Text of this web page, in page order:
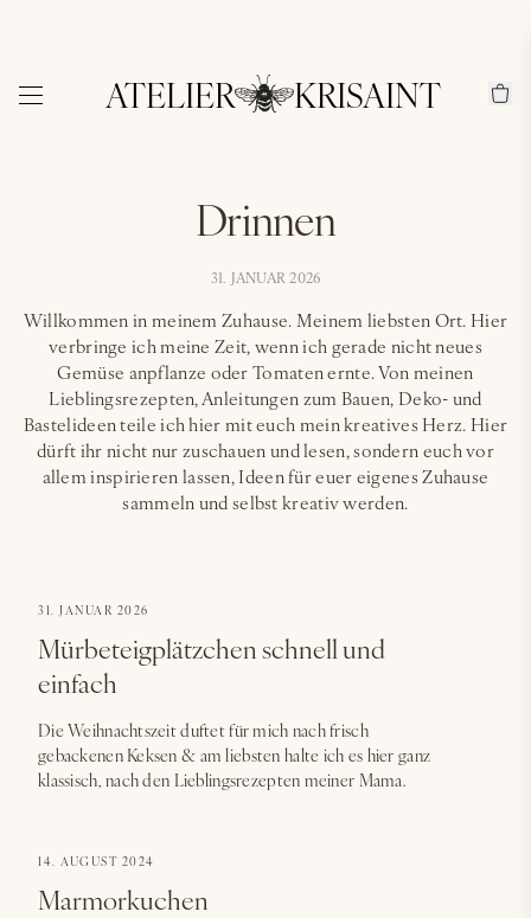
ATELIER KRISAINT
Drinnen
31. JANUAR 2026
Willkommen in meinem Zuhause. Meinem liebsten Ort. Hier
verbringe ich meine Zeit, wenn ich gerade nicht neues
Gemüse anpflanze oder Tomaten ernte. Von meinen
Lieblingsrezepten, Anleitungen zum Bauen, Deko- und
Bastelideen teile ich hier mit euch mein kreatives Herz. Hier
dürft ihr nicht nur zuschauen und lesen, sondern euch vor
allem inspirieren lassen, Ideen für euer eigenes Zuhause
sammeln und selbst kreativ werden.
31. JANUAR 2026
Mürbeteigplätzchen schnell und
einfach
Die Weihnachtszeit duftet für mich nach frisch
gebackenen Keksen & am liebsten halte ich es hier ganz
klassisch, nach den Lieblingsrezepten meiner Mama.
14. AUGUST 2024
Marmorkuchen